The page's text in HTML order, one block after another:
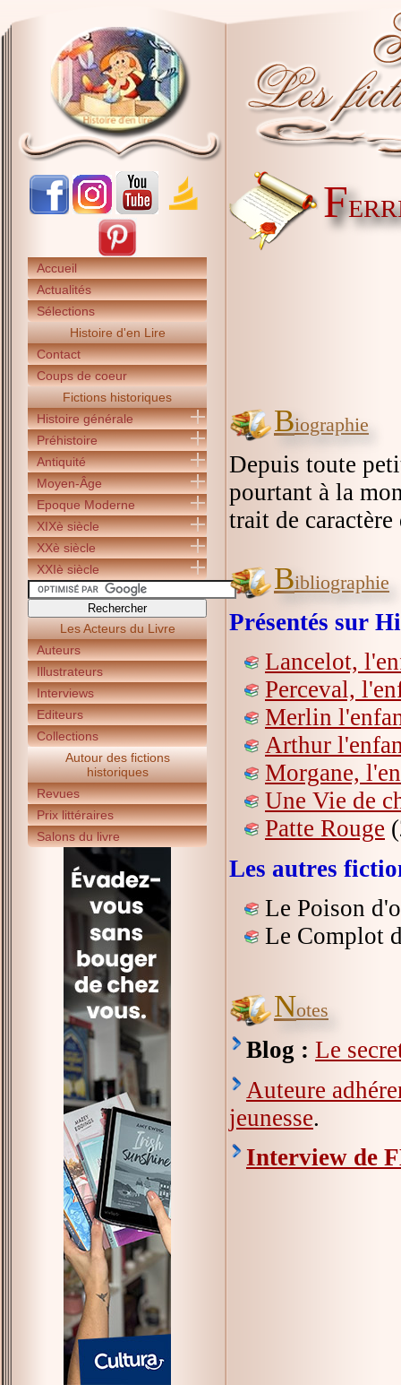
Accueil
Actualités
Sélections
Histoire d'en Lire
Contact
Coups de coeur
Fictions historiques
Histoire générale
Préhistoire
Antiquité
Moyen-Âge
Epoque Moderne
XIXè siècle
XXè siècle
XXIè siècle
Les Acteurs du Livre
Auteurs
Illustrateurs
Interviews
Editeurs
Collections
Autour des fictions
historiques
Revues
Prix littéraires
Salons du livre
F
Biographie
Depuis toute
pourtant à la
trait de
Bibliographie
Présentés sur
Lancelot,
Perceval,
Merlin
Arthur
Morgane,
Une Vie de
Patte Rouge
Les autres
Le Poison
Le Complot
Notes
Blog : Le
Auteure
jeunesse.
Interview de